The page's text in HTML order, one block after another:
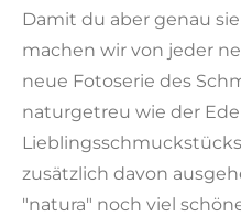
Damit du aber genau
machen wir von jeder
neue Fotoserie des
naturgetreu wie der
zusätzlich davon
"natura" noch viel